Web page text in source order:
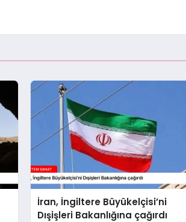
İran, İngiltere Büyükelçisi’ni
Dışişleri Bakanlığına çağırdı